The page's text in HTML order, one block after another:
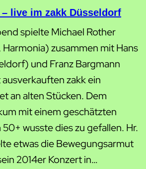
live im zakk Düsseldorf
spielte Michael Rother
zusammen mit Hans
und Franz Bargmann
zakk ein
an alten Stücken. Dem
mit einem geschätzten
wusste dies zu gefallen. Hr.
etwas die Bewegungsarmut
2014er Konzert in…